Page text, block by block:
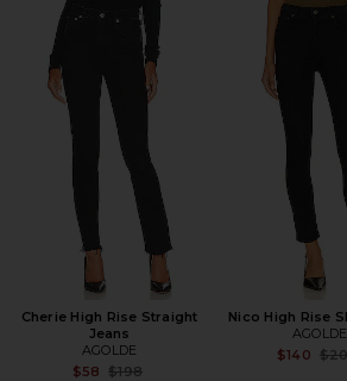
Cherie High Rise Straight
Jeans
AGOLDE
$58 Previous price:
$198
Nico High Rise
AGOLDE
$140